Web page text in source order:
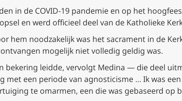
in de COVID-19 pandemie en op het
en werd officieel deel van de Katholieke
hem noodzakelijk was het sacrament in de
mogelijk niet volledig geldig was.
bekering leidde, vervolgt Medina — die deel
met een periode van agnosticisme … Ik was
te omarmen, een die was gebaseerd op